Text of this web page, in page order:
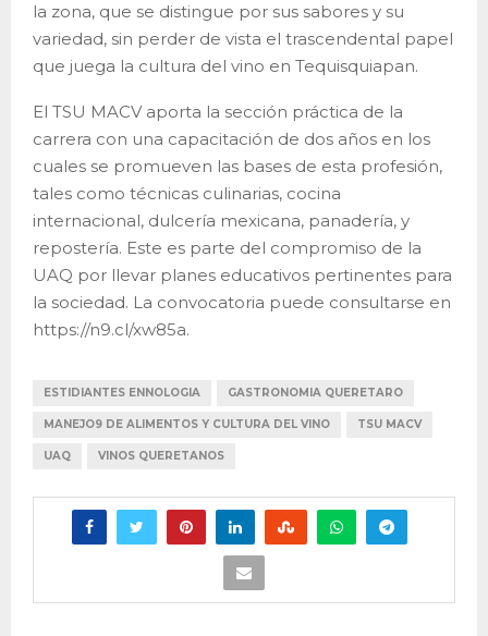
la zona, que se distingue por sus sabores y su
variedad, sin perder de vista el trascendental papel
que juega la cultura del vino en Tequisquiapan.
El TSU MACV aporta la sección práctica de la
carrera con una capacitación de dos años en los
cuales se promueven las bases de esta profesión,
tales como técnicas culinarias, cocina
internacional, dulcería mexicana, panadería, y
repostería. Este es parte del compromiso de la
UAQ por llevar planes educativos pertinentes para
la sociedad. La convocatoria puede consultarse en
https://n9.cl/xw85a.
ESTIDIANTES ENNOLOGIA GASTRONOMIA QUERETARO
MANEJO9 DE ALIMENTOS Y CULTURA DEL VINO TSU MACV
UAQ VINOS QUERETANOS